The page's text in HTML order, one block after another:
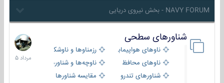
NAVY FORUM - بخش نیروی دریایی
شناورهای سطحی
ناوهای هواپیمابر و بالگرد بررزمناوها و ناوشکن‌ها
ناوهای محافظ
ناوچه‌ها و شناورهای گشتی
شناورهای تندرو
مقایسه شناورها
2
مرداد
1405